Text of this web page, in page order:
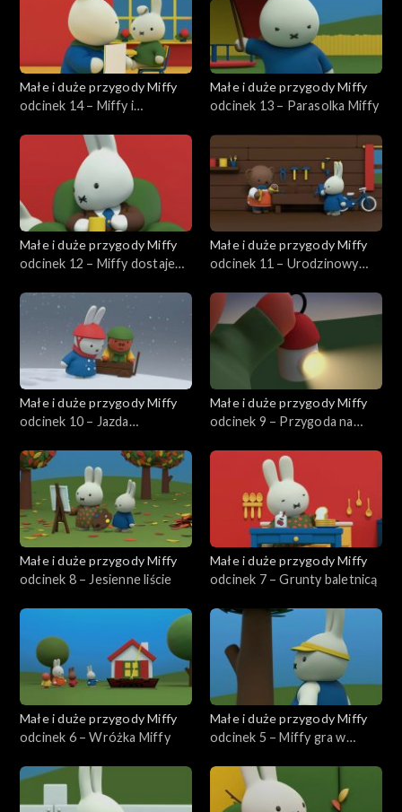
Małe i duże przygody Miffy
odcinek 14 – Miffy i
Małe i duże przygody Miffy
odcinek 13 – Parasolka Miffy
Małe i duże przygody Miffy
odcinek 12 – Miffy dostaje
Małe i duże przygody Miffy
odcinek 11 – Urodzinowy
Małe i duże przygody Miffy
odcinek 10 – Jazda
Małe i duże przygody Miffy
odcinek 9 – Przygoda na
Małe i duże przygody Miffy
odcinek 8 – Jesienne liście
Małe i duże przygody Miffy
odcinek 7 – Grunty baletnicą
Małe i duże przygody Miffy
odcinek 6 – Wróżka Miffy
Małe i duże przygody Miffy
odcinek 5 – Miffy gra w